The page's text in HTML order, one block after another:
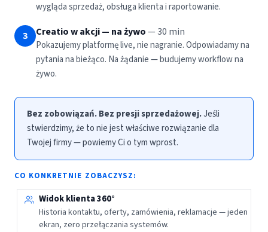
wygląda sprzedaż, obsługa klienta i raportowanie.
3 Creatio w akcji — na żywo— 30 min
Pokazujemy platformę live, nie nagranie. Odpowiadamy na
pytania na bieżąco. Na żądanie — budujemy workflow na
żywo.
Bez zobowiązań. Bez presji sprzedażowej.Jeśli
stwierdzimy, że to nie jest właściwe rozwiązanie dla
Twojej firmy — powiemy Ci o tym wprost.
CO KONKRETNIE ZOBACZYSZ:
Widok klienta 360°
Historia kontaktu, oferty, zamówienia, reklamacje — jeden
ekran, zero przełączania systemów.